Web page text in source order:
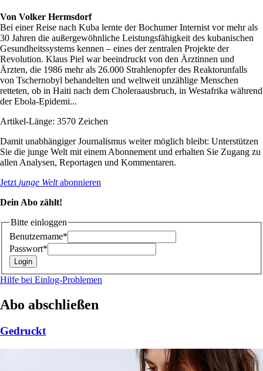
Von Volker Hermsdorf
Bei einer Reise nach Kuba lernte der Bochumer Internist vor mehr als
30 Jahren die außergewöhnliche Leistungsfähigkeit des kubanischen
Gesundheitssystems kennen – eines der zentralen Projekte der
Revolution. Klaus Piel war beeindruckt von den Ärztinnen und
Ärzten, die 1986 mehr als 26.000 Strahlenopfer des Reaktorunfalls
von Tschernobyl behandelten und weltweit unzählige Menschen
retteten, ob in Haiti nach dem Choleraausbruch, in Westafrika während
der Ebola-Epidemi...
Artikel-Länge: 3570 Zeichen
Damit unabhängiger Journalismus weiter möglich bleibt: Unterstützen
Sie die junge Welt mit einem Abonnement und erhalten Sie Zugang zu
allen Analysen, Reportagen und Kommentaren.
Jetzt junge Weltabonnieren
Dein Abo zählt!
Bitte einloggen
Benutzername*
Passwort*
Hilfe bei Einlog-Problemen
Abo abschließen
Gedruckt